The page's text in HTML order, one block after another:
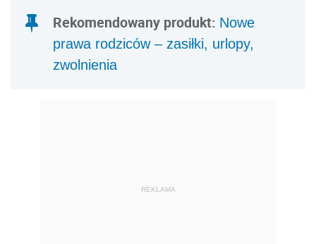
Rekomendowany produkt: Nowe
prawa rodziców – zasiłki, urlopy,
zwolnienia
REKLAMA